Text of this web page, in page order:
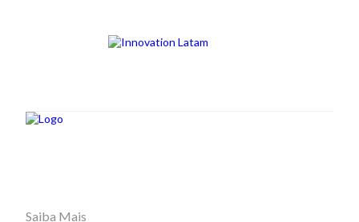
Saiba Mais